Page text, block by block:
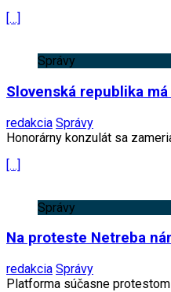
[…]
Správy
Slovenská republika
redakcia Správy
Honorárny konzulát sa
[…]
Správy
Na proteste Netreba
redakcia Správy
Platforma súčasne